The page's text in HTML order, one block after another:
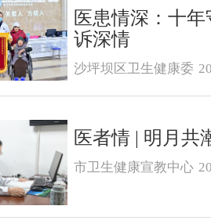
医患情深：十
诉深情
沙坪坝区卫生健康委
医者情 | 明月共
市卫生健康宣教中心